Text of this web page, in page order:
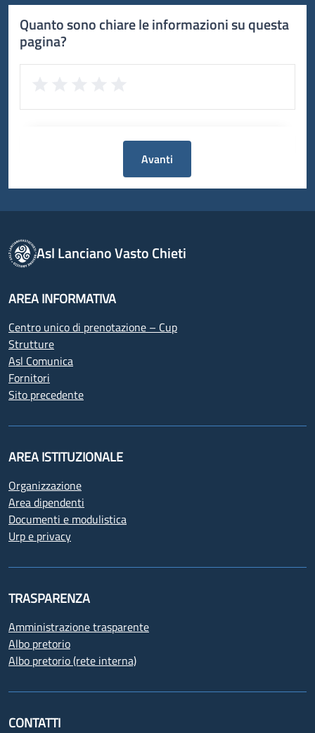
Quanto sono chiare le informazioni su questa
pagina?
Avanti
Asl Lanciano Vasto Chieti
AREA INFORMATIVA
Centro unico di prenotazione – Cup
Strutture
Asl Comunica
Fornitori
Sito precedente
AREA ISTITUZIONALE
Organizzazione
Area dipendenti
Documenti e modulistica
Urp e privacy
TRASPARENZA
Amministrazione trasparente
Albo pretorio
Albo pretorio (rete interna)
CONTATTI